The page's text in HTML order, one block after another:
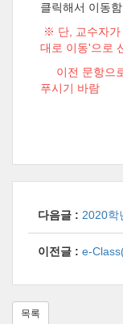
클릭해서 이동함
※ 단, 교수자가
대로 이동'으로
이전 문항으
푸시기 바람
다음글 : 2020학
이전글 : e-
목록